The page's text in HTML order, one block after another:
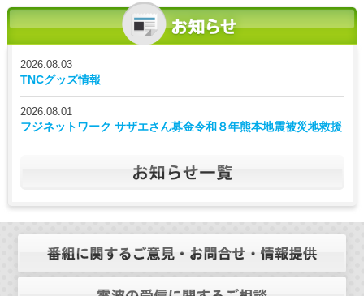
2026.08.03
TNCグッズ情報
2026.08.01
フジネットワーク サザエさん募金令和８年熊本地震被災地救援